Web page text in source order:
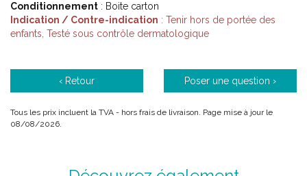
Conditionnement : Boite carton
Indication / Contre-indication : Tenir hors de portée des
enfants, Testé sous contrôle dermatologique
‹ Retour Poser une question ›
Tous les prix incluent la TVA - hors frais de livraison. Page mise à jour le
08/08/2026.